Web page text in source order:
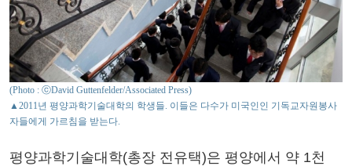
(Photo : ⓒDavid Guttenfelder/Associated Press)
▲2011년 평양과학기술대학의 학생들. 이들은 다수가 미국인인 기독교자원봉사
자들에게 가르침을 받는다.
평양과학기술대학(총장 전유택)은 평양에서 약 1천